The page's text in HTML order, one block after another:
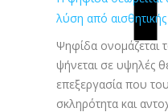
λύση από
Ψηφίδα ονομάζεται
ψήνεται σε υψηλές
επεξεργασία που
σκληρότητα και